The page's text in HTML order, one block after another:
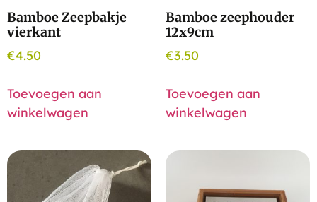
Bamboe Zeepbakje
vierkant
€4.50
Toevoegen aan
winkelwagen
Bamboe zeephouder
12x9cm
€3.50
Toevoegen aan
winkelwagen